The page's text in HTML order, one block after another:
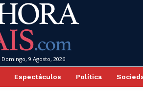
Domingo, 9 Agosto, 2026
Espectáculos Política